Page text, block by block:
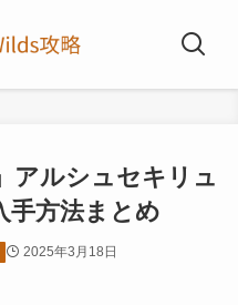
アルシュセキリュ
手方法まとめ
2025年3月18日